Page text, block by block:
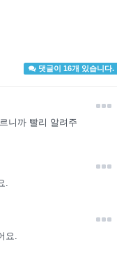
댓글이 16개 있습니다.
니까 빨리 알려주
.
요.